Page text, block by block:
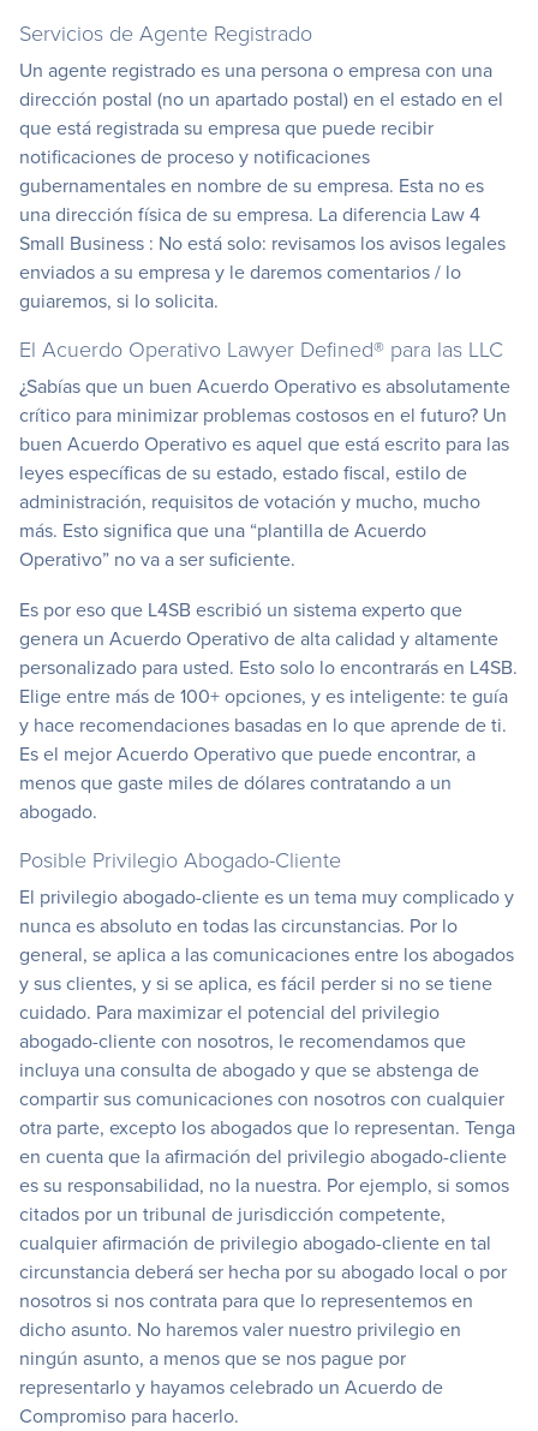
Servicios de Agente Registrado
Un agente registrado es una persona o empresa con una
dirección postal (no un apartado postal) en el estado en el
que está registrada su empresa que puede recibir
notificaciones de proceso y notificaciones
gubernamentales en nombre de su empresa. Esta no es
una dirección física de su empresa. La diferencia Law 4
Small Business : No está solo: revisamos los avisos legales
enviados a su empresa y le daremos comentarios / lo
guiaremos, si lo solicita.
El Acuerdo Operativo Lawyer Defined® para las LLC
¿Sabías que un buen Acuerdo Operativo es absolutamente
crítico para minimizar problemas costosos en el futuro? Un
buen Acuerdo Operativo es aquel que está escrito para las
leyes específicas de su estado, estado fiscal, estilo de
administración, requisitos de votación y mucho, mucho
más. Esto significa que una “plantilla de Acuerdo
Operativo” no va a ser suficiente.
Es por eso que L4SB escribió un sistema experto que
genera un Acuerdo Operativo de alta calidad y altamente
personalizado para usted. Esto solo lo encontrarás en L4SB.
Elige entre más de 100+ opciones, y es inteligente: te guía
y hace recomendaciones basadas en lo que aprende de ti.
Es el mejor Acuerdo Operativo que puede encontrar, a
menos que gaste miles de dólares contratando a un
abogado.
Posible Privilegio Abogado-Cliente
El privilegio abogado-cliente es un tema muy complicado y
nunca es absoluto en todas las circunstancias. Por lo
general, se aplica a las comunicaciones entre los abogados
y sus clientes, y si se aplica, es fácil perder si no se tiene
cuidado. Para maximizar el potencial del privilegio
abogado-cliente con nosotros, le recomendamos que
incluya una consulta de abogado y que se abstenga de
compartir sus comunicaciones con nosotros con cualquier
otra parte, excepto los abogados que lo representan. Tenga
en cuenta que la afirmación del privilegio abogado-cliente
es su responsabilidad, no la nuestra. Por ejemplo, si somos
citados por un tribunal de jurisdicción competente,
cualquier afirmación de privilegio abogado-cliente en tal
circunstancia deberá ser hecha por su abogado local o por
nosotros si nos contrata para que lo representemos en
dicho asunto. No haremos valer nuestro privilegio en
ningún asunto, a menos que se nos pague por
representarlo y hayamos celebrado un Acuerdo de
Compromiso para hacerlo.